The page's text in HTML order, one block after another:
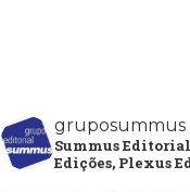
gruposummus
Summus
Edições, Plexus